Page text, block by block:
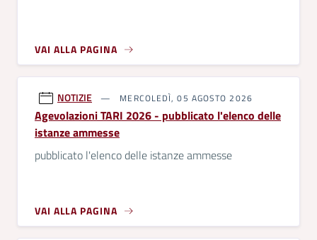
VAI ALLA PAGINA
NOTIZIE MERCOLEDÌ, 05 AGOSTO 2026
Agevolazioni TARI 2026 - pubblicato l'elenco delle
istanze ammesse
pubblicato l'elenco delle istanze ammesse
VAI ALLA PAGINA